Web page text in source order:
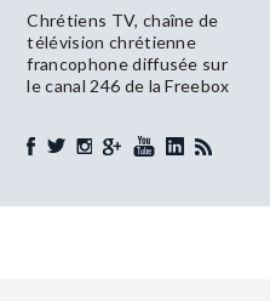
Chrétiens TV, chaîne de
télévision chrétienne
francophone diffusée sur
le canal 246 de la Freebox